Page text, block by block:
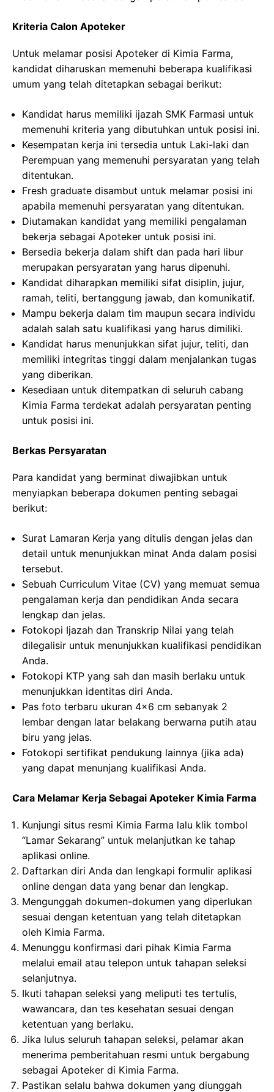
Kriteria Calon Apoteker
Untuk melamar posisi Apoteker di Kimia Farma,
kandidat diharuskan memenuhi beberapa kualifikasi
umum yang telah ditetapkan sebagai berikut:
Kandidat harus memiliki ijazah SMK Farmasi untuk
memenuhi kriteria yang dibutuhkan untuk posisi ini.
Kesempatan kerja ini tersedia untuk Laki-laki dan
Perempuan yang memenuhi persyaratan yang telah
ditentukan.
Fresh graduate disambut untuk melamar posisi ini
apabila memenuhi persyaratan yang ditentukan.
Diutamakan kandidat yang memiliki pengalaman
bekerja sebagai Apoteker untuk posisi ini.
Bersedia bekerja dalam shift dan pada hari libur
merupakan persyaratan yang harus dipenuhi.
Kandidat diharapkan memiliki sifat disiplin, jujur,
ramah, teliti, bertanggung jawab, dan komunikatif.
Mampu bekerja dalam tim maupun secara individu
adalah salah satu kualifikasi yang harus dimiliki.
Kandidat harus menunjukkan sifat jujur, teliti, dan
memiliki integritas tinggi dalam menjalankan tugas
yang diberikan.
Kesediaan untuk ditempatkan di seluruh cabang
Kimia Farma terdekat adalah persyaratan penting
untuk posisi ini.
Berkas Persyaratan
Para kandidat yang berminat diwajibkan untuk
menyiapkan beberapa dokumen penting sebagai
berikut:
Surat Lamaran Kerja yang ditulis dengan jelas dan
detail untuk menunjukkan minat Anda dalam posisi
tersebut.
Sebuah Curriculum Vitae (CV) yang memuat semua
pengalaman kerja dan pendidikan Anda secara
lengkap dan jelas.
Fotokopi Ijazah dan Transkrip Nilai yang telah
dilegalisir untuk menunjukkan kualifikasi pendidikan
Anda.
Fotokopi KTP yang sah dan masih berlaku untuk
menunjukkan identitas diri Anda.
Pas foto terbaru ukuran 4×6 cm sebanyak 2
lembar dengan latar belakang berwarna putih atau
biru yang jelas.
Fotokopi sertifikat pendukung lainnya (jika ada)
yang dapat menunjang kualifikasi Anda.
Cara Melamar Kerja Sebagai Apoteker Kimia Farma
Kunjungi situs resmi Kimia Farma lalu klik tombol
“Lamar Sekarang” untuk melanjutkan ke tahap
aplikasi online.
Daftarkan diri Anda dan lengkapi formulir aplikasi
online dengan data yang benar dan lengkap.
Mengunggah dokumen-dokumen yang diperlukan
sesuai dengan ketentuan yang telah ditetapkan
oleh Kimia Farma.
Menunggu konfirmasi dari pihak Kimia Farma
melalui email atau telepon untuk tahapan seleksi
selanjutnya.
Ikuti tahapan seleksi yang meliputi tes tertulis,
wawancara, dan tes kesehatan sesuai dengan
ketentuan yang berlaku.
Jika lulus seluruh tahapan seleksi, pelamar akan
menerima pemberitahuan resmi untuk bergabung
sebagai Apoteker di Kimia Farma.
Pastikan selalu bahwa dokumen yang diunggah